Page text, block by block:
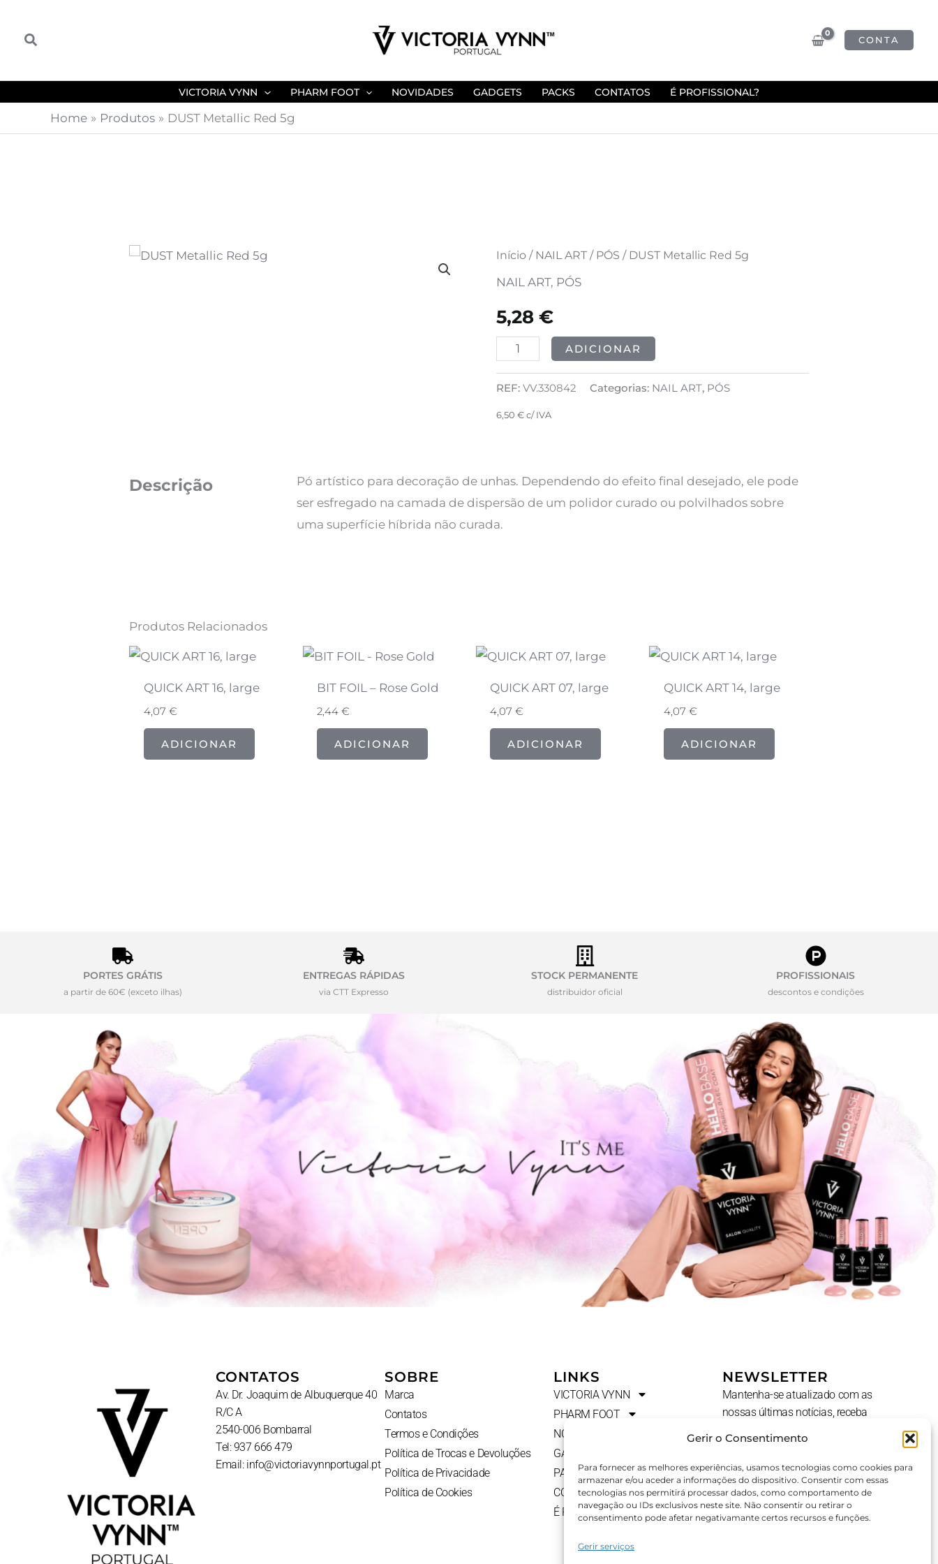
Gerir o Consentimento
Para fornecer as melhores experiências, usamos tecnologias como cookies para
armazenar e/ou aceder a informações do dispositivo. Consentir com essas
tecnologias nos permitirá processar dados, como comportamento de
navegação ou IDs exclusivos neste site. Não consentir ou retirar o
consentimento pode afetar negativamante certos recursos e funções.
Gerir serviços
Search CONTA
VICTORIA VYNN PHARM FOOT NOVIDADES GADGETS PACKS CONTATOS É PROFISSIONAL?
Home Produtos DUST Metallic Red 5g
Início/ NAIL ART/ PÓS / DUST Metallic Red 5g
NAIL ART, PÓS
5,28 €
Quantidade
de
Metallic
Red
5g
ADICIONAR
REF: VV.330842 Categorias: NAIL ART, PÓS
6,50 €c/ IVA
Descrição
Pó artístico para decoração de unhas. Dependendo do efeito final desejado, ele pode
ser esfregado na camada de dispersão de um polidor curado ou polvilhados sobre
uma superfície híbrida não curada.
Produtos Relacionados
QUICK ART 16, large
4,07 €
ADICIONAR
BIT FOIL – Rose Gold
2,44€
ADICIONAR
QUICK ART 07, large
4,07€
ADICIONAR
QUICK ART 14, large
4,07 €
ADICIONAR
PORTES GRÁTIS
a partir de 60€ (exceto ilhas)
ENTREGAS RÁPIDAS
via CTT Expresso
STOCK PERMANENTE
distribuidor oficial
PROFISSIONAIS
descontos e condições
CONTATOS
Av. Dr. Joaquim de Albuquerque 40
R/C A
2540-006 Bombarral
Tel: 937 666 479
Email: info@victoriavynnportugal.pt
SOBRE
Marca
Contatos
Termos e Condições
Política de Trocas e Devoluções
Política de Privacidade
Política de Cookies
LINKS
VICTORIA VYNN
PHARM FOOT
NOVIDADES
GADGETS
PACKS
CONTATOS
É PROFISSIONAL?
NEWSLETTER
Mantenha-se atualizado com as
nossas últimas notícias, receba
Nome
E-